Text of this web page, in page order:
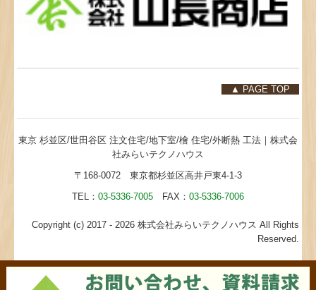
▲ PAGE TOP
東京 杉並区/世田谷区 注文住宅/地下室/檜 住宅/外断熱 工法｜株式会
社みらいテクノハウス
〒168-0072 東京都杉並区高井戸東4-1-3
TEL： 03-5336-7005 FAX： 03-5336-7006
Copyright (c) 2017 - 2026 株式会社みらいテクノハウス All Rights
Reserved.